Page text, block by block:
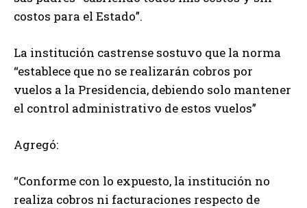
costos para el Estado”.
La institución castrense sostuvo que la norma
“establece que no se realizarán cobros por
vuelos a la Presidencia, debiendo solo mantener
el control administrativo de estos vuelos”
Agregó:
“Conforme con lo expuesto, la institución no
realiza cobros ni facturaciones respecto de